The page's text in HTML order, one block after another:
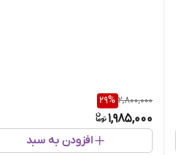
2,800,000
29%
1,985,000
افزودن به سبد